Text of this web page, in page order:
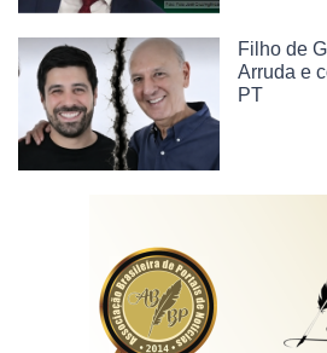
Filho de
Arruda e
PT